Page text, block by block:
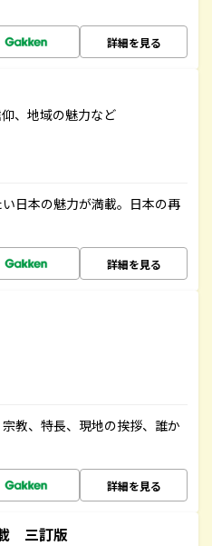
詳細を見る
、地域の魅力など
日本の魅力が満載。日本の再
詳細を見る
教、特長、現地の挨拶、誰か
詳細を見る
三訂版